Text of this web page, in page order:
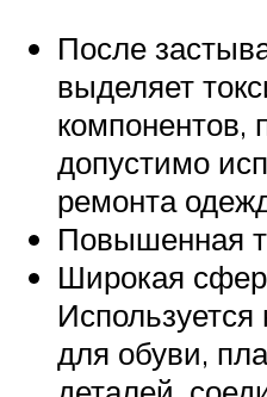
После
выделяет
компонентов,
допустимо
ремонта
Повышенная
Широкая
для обуви,